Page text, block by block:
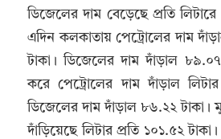
ডিজেলের দাম বেড়েছে প্রতি
এদিন কলকাতায় পেট্রোলের দাম
টাকা। ডিজেলের দাম দাঁড়াল ৮৯.০৭
করে পেট্রোলের দাম দাঁড়াল
ডিজেলের দাম দাঁড়াল ৮৬.২২ টাকা।
দাঁড়িয়েছে লিটার প্রতি ১০১.৫২